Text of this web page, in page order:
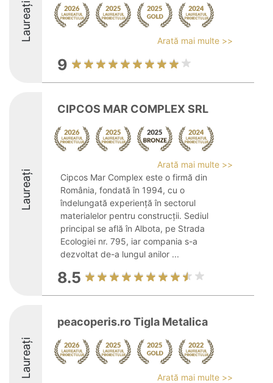
Laureați Arată mai multe >>
9
Laureați
CIPCOS MAR COMPLEX SRL
Arată mai multe >>
Cipcos Mar Complex este o firmă din
România, fondată în 1994, cu o
îndelungată experiență în sectorul
materialelor pentru construcții. Sediul
principal se află în Albota, pe Strada
Ecologiei nr. 795, iar compania s-a
dezvoltat de-a lungul anilor ...
8.5
Laureați
peacoperis.ro Tigla Metalica
Arată mai multe >>